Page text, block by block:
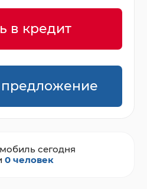
в кредит
предложение
сегодня
0 человек